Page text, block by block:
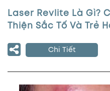
Laser Revlite Là Gì?
Thiện Sắc Tố Và Trẻ
Chi Tiết